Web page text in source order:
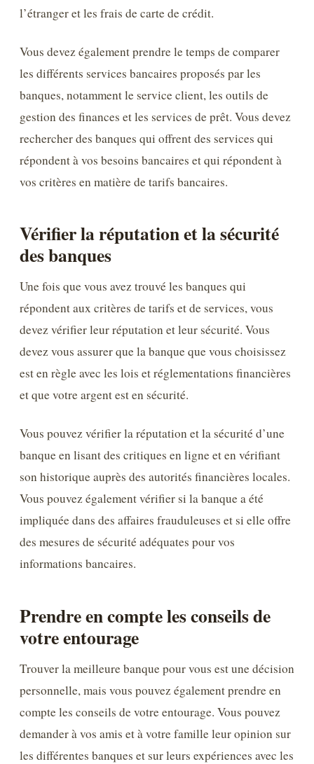
l’étranger et les frais de carte de crédit.
Vous devez également prendre le temps de comparer
les différents services bancaires proposés par les
banques, notamment le service client, les outils de
gestion des finances et les services de prêt. Vous devez
rechercher des banques qui offrent des services qui
répondent à vos besoins bancaires et qui répondent à
vos critères en matière de tarifs bancaires.
Vérifier la réputation et la sécurité
des banques
Une fois que vous avez trouvé les banques qui
répondent aux critères de tarifs et de services, vous
devez vérifier leur réputation et leur sécurité. Vous
devez vous assurer que la banque que vous choisissez
est en règle avec les lois et réglementations financières
et que votre argent est en sécurité.
Vous pouvez vérifier la réputation et la sécurité d’une
banque en lisant des critiques en ligne et en vérifiant
son historique auprès des autorités financières locales.
Vous pouvez également vérifier si la banque a été
impliquée dans des affaires frauduleuses et si elle offre
des mesures de sécurité adéquates pour vos
informations bancaires.
Prendre en compte les conseils de
votre entourage
Trouver la meilleure banque pour vous est une décision
personnelle, mais vous pouvez également prendre en
compte les conseils de votre entourage. Vous pouvez
demander à vos amis et à votre famille leur opinion sur
les différentes banques et sur leurs expériences avec les